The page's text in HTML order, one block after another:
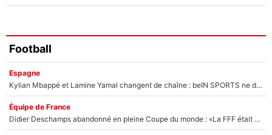
Football
Espagne
Kylian Mbappé et Lamine Yamal changent de chaîne : beIN SPORTS ne digère pas cette décision historique et prédit un fiasco pour la Liga
Équipe de France
Didier Deschamps abandonné en pleine Coupe du monde : «La FFF était déjà passée à Zinedine Zidane»